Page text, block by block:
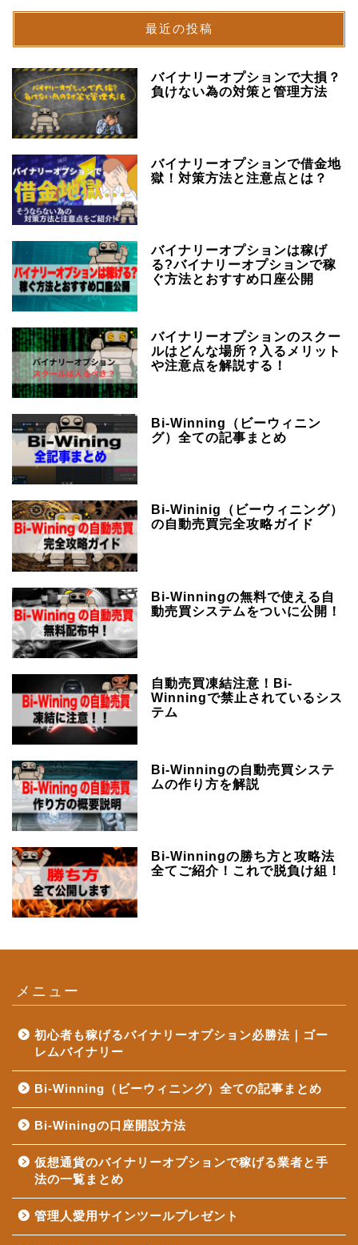
最近の投稿
バイナリーオプションで大損？
負けない為の対策と管理方法
バイナリーオプションで借金地
獄！対策方法と注意点とは？
バイナリーオプションは稼げ
る?バイナリーオプションで稼
ぐ方法とおすすめ口座公開
バイナリーオプションのスクー
ルはどんな場所？入るメリット
や注意点を解説する！
Bi-Winning（ビーウィニン
グ）全ての記事まとめ
Bi-Wininig（ビーウィニング）
の自動売買完全攻略ガイド
Bi-Winningの無料で使える自
動売買システムをついに公開！
自動売買凍結注意！Bi-
Winningで禁止されているシス
テム
Bi-Winningの自動売買システ
ムの作り方を解説
Bi-Winningの勝ち方と攻略法
全てご紹介！これで脱負け組！
メニュー
初心者も稼げるバイナリーオプション必勝法｜ゴー
レムバイナリー
Bi-Winning（ビーウィニング）全ての記事まとめ
Bi-Winingの口座開設方法
仮想通貨のバイナリーオプションで稼げる業者と手
法の一覧まとめ
管理人愛用サインツールプレゼント